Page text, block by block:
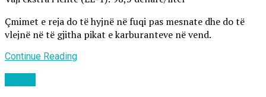
Çmimet e reja do të hyjnë në fuqi pas mesnate dhe do të
vlejnë në të gjitha pikat e karburanteve në vend.
Continue Reading